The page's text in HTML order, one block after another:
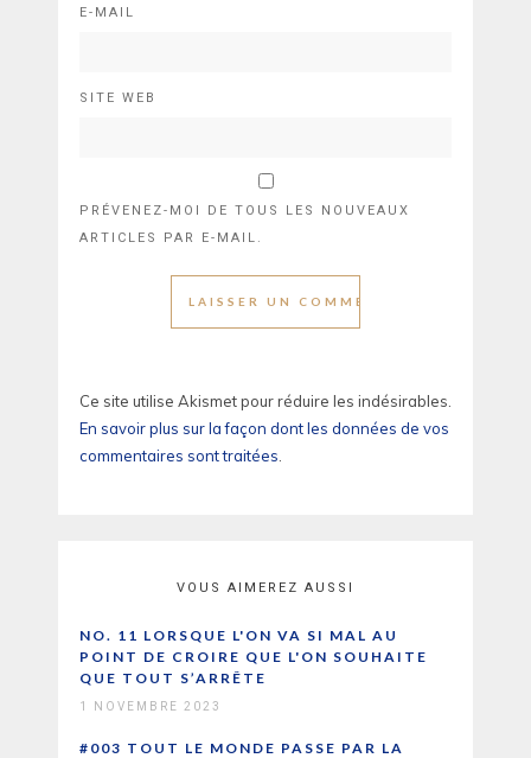
E-MAIL
SITE WEB
PRÉVENEZ-MOI DE TOUS LES NOUVEAUX
ARTICLES PAR E-MAIL.
Ce site utilise Akismet pour réduire les indésirables.
En savoir plus sur la façon dont les données de vos
commentaires sont traitées.
VOUS AIMEREZ AUSSI
NO. 11 LORSQUE L'ON VA SI MAL AU
POINT DE CROIRE QUE L'ON SOUHAITE
QUE TOUT S’ARRÊTE
1 NOVEMBRE 2023
#003 TOUT LE MONDE PASSE PAR LA